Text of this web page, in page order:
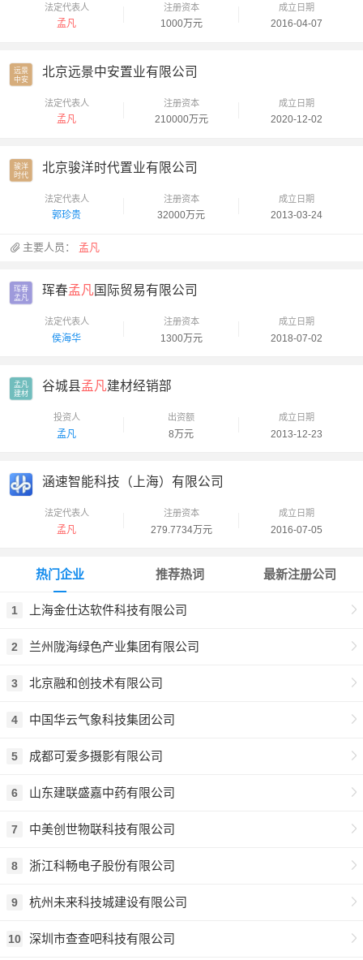
法定代表人
孟凡
注册资本
1000万元
成立日期
2016-04-07
远景
中安
北京远景中安置业有限公司
法定代表人
孟凡
注册资本
210000万元
成立日期
2020-12-02
骏洋
时代
北京骏洋时代置业有限公司
法定代表人
郭珍贵
注册资本
32000万元
成立日期
2013-03-24
主要人员： 孟凡
珲春
孟凡
珲春孟凡 国际贸易有限公司
法定代表人
侯海华
注册资本
1300万元
成立日期
2018-07-02
孟凡
建材
谷城县孟凡建材经销部
投资人
孟凡
出资额
8万元
成立日期
2013-12-23
涵速智能科技（上海）有限公司
法定代表人
孟凡
注册资本
279.7734万元
成立日期
2016-07-05
热门企业
1 上海金仕达软件科技有限公司
2 兰州陇海绿色产业集团有限公司
3 北京融和创技术有限公司
4 中国华云气象科技集团公司
5 成都可爱多摄影有限公司
6 山东建联盛嘉中药有限公司
7 中美创世物联科技有限公司
8 浙江科畅电子股份有限公司
9 杭州未来科技城建设有限公司
10 深圳市查查吧科技有限公司
推荐热词 最新注册公司